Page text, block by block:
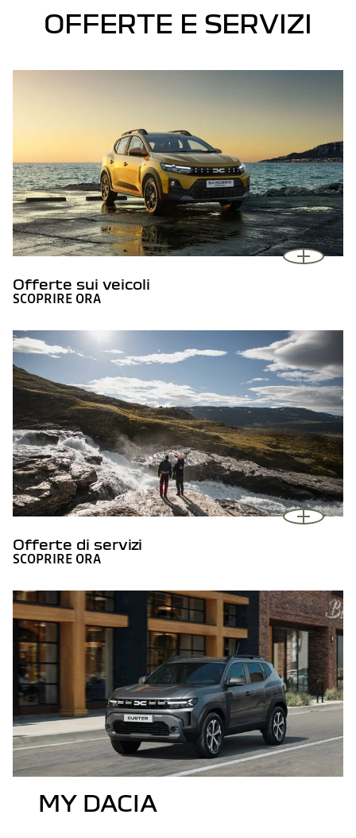
OFFERTE E SERVIZI
Offerte sui veicoli
SCOPRIRE ORA
Offerte di servizi
SCOPRIRE ORA
MY DACIA